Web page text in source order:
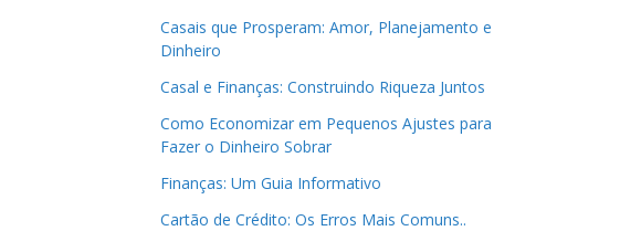
Casais que Prosperam: Amor, Planejamento e
Dinheiro
Casal e Finanças: Construindo Riqueza Juntos
Como Economizar em Pequenos Ajustes para
Fazer o Dinheiro Sobrar
Finanças: Um Guia Informativo
Cartão de Crédito: Os Erros Mais Comuns..